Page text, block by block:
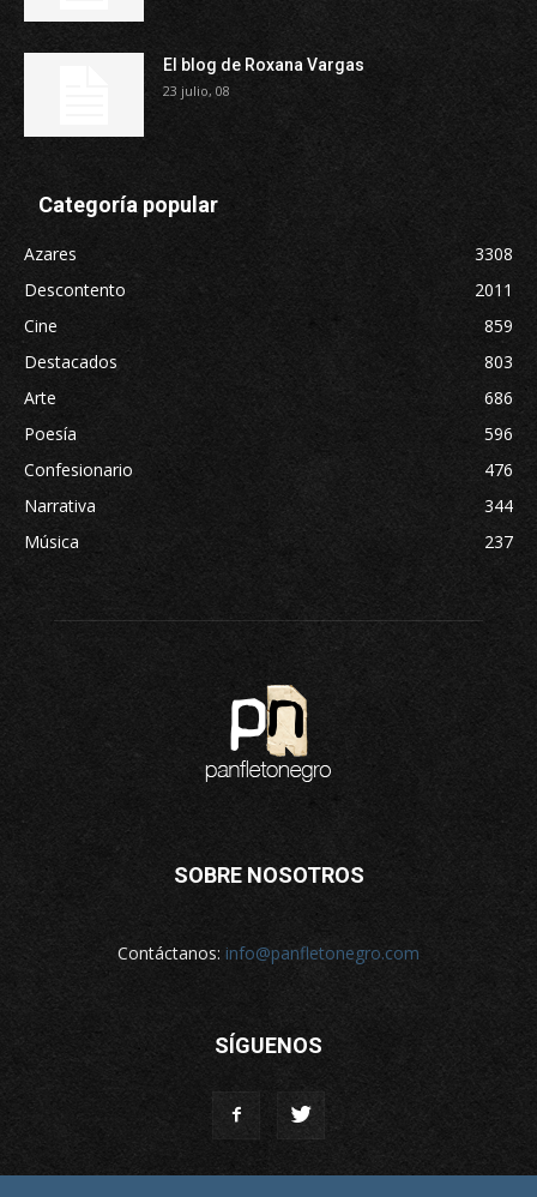
El blog de Roxana Vargas
23 julio, 08
Categoría popular
Azares
3308
Descontento
2011
Cine
859
Destacados
803
Arte
686
Poesía
596
Confesionario
476
Narrativa
344
Música
237
SOBRE NOSOTROS
Contáctanos: info@panfletonegro.com
SÍGUENOS